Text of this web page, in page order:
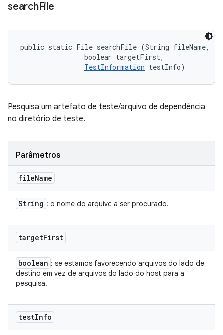
searchFile
public static File searchFile (String fileName,
                boolean targetFirst,
TestInformation testInfo)
Pesquisa um artefato de teste/arquivo de dependência
no diretório de teste.
Parâmetros
fileName
String : o nome do arquivo a ser procurado.
targetFirst
boolean : se estamos favorecendo arquivos do lado de
destino em vez de arquivos do lado do host para a
pesquisa.
testInfo